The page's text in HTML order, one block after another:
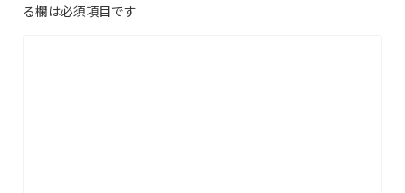
る欄は必須項目です